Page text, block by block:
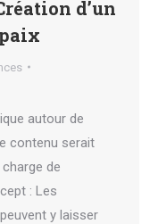
d’un
autour de
contenu serait
de
: Les
y laisser